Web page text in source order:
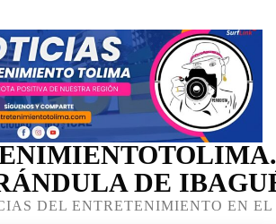
DE
DEL ENTRETENIMIENTO EN